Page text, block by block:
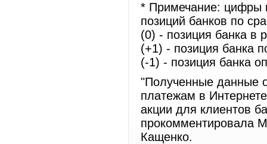
* Примечание: цифры
позиций банков по
(0) - позиция банка в
(+1) - позиция банка
(-1) - позиция банка
"Полученные данные
платежам в
акции для клиентов
прокомментировала
Кащенко.